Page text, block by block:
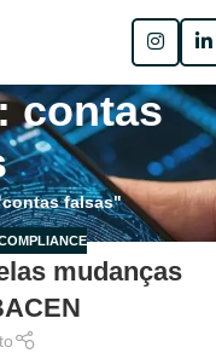
contas
falsas"
mudanças